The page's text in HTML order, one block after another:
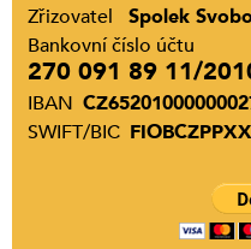
Zřizovatel
Spolek
Bankovní číslo účtu
270 091 89 11/
IBAN
SWIFT/BIC